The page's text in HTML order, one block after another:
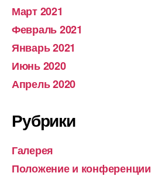
Март 2021
Февраль 2021
Январь 2021
Июнь 2020
Апрель 2020
Рубрики
Галерея
Положение и конференции